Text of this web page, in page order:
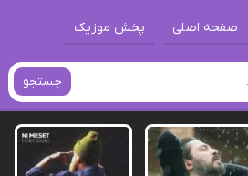
صفحه اصلی پخش موزیک
جستجو